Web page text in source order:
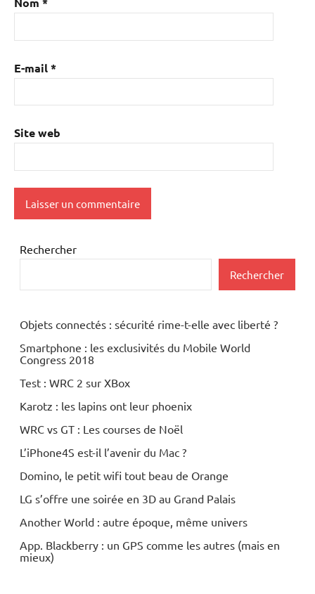
E-mail*
Site web
Rechercher
Rechercher
Objets connectés : sécurité rime-t-elle avec liberté ?
Smartphone : les exclusivités du Mobile World
Congress 2018
Test : WRC 2 sur XBox
Karotz : les lapins ont leur phoenix
WRC vs GT : Les courses de Noël
L’iPhone4S est-il l’avenir du Mac ?
Domino, le petit wifi tout beau de Orange
LG s’offre une soirée en 3D au Grand Palais
Another World : autre époque, même univers
App. Blackberry : un GPS comme les autres (mais en
mieux)